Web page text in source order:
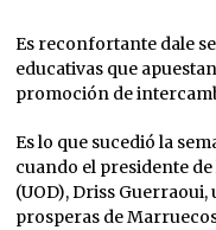
Es reconfortante dale
educativas que
promoción de
Es lo que sucedió la
cuando el presidente
(UOD), Driss Guerraoui,
prosperas de